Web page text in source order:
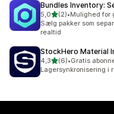
Bundles Inventory:
5,0ud af 5 stjerner
(2)
2 anmeldelser i alt
•Mulighed for
Sælg pakker som
realtid
StockHero Material
4,3ud af 5 stjerner
(6)
6 anmeldelser i alt
•Gratis
Lagersynkronisering i